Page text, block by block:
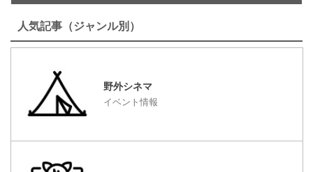
人気記事（ジャンル別）
野外シネマ
イベント情報